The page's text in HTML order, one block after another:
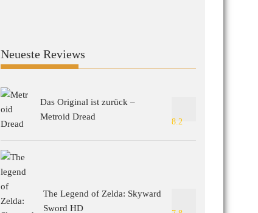
Neueste Reviews
Das Original ist zurück –
Metroid Dread
8.2
The Legend of Zelda: Skyward
Sword HD